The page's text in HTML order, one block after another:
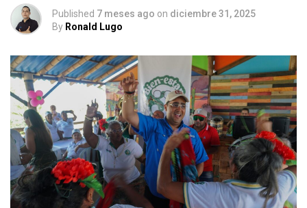
Published 7 meses ago on diciembre 31, 2025
By Ronald Lugo